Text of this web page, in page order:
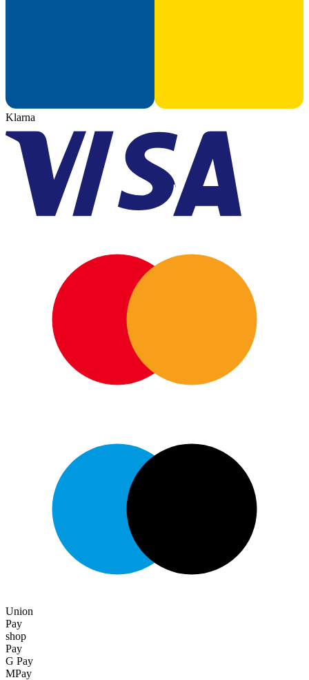
Klarna
Union
Pay
shop
Pay
G Pay
MPay